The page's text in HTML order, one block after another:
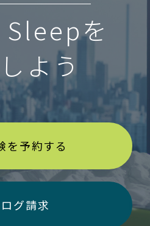
を
よう
を予約する
グ請求